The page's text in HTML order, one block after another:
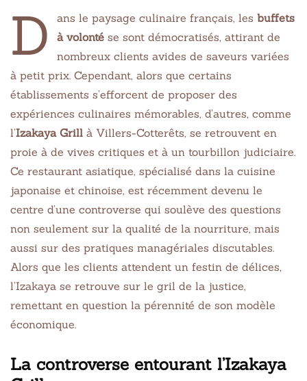
D ans le paysage culinaire français, les buffets
à volonté se sont démocratisés, attirant de
nombreux clients avides de saveurs variées
à petit prix. Cependant, alors que certains
établissements s’efforcent de proposer des
expériences culinaires mémorables, d’autres, comme
l’Izakaya Grill à Villers-Cotterêts, se retrouvent en
proie à de vives critiques et à un tourbillon judiciaire.
Ce restaurant asiatique, spécialisé dans la cuisine
japonaise et chinoise, est récemment devenu le
centre d’une controverse qui soulève des questions
non seulement sur la qualité de la nourriture, mais
aussi sur des pratiques managériales discutables.
Alors que les clients attendent un festin de délices,
l’Izakaya se retrouve sur le gril de la justice,
remettant en question la pérennité de son modèle
économique.
La controverse entourant l’Izakaya